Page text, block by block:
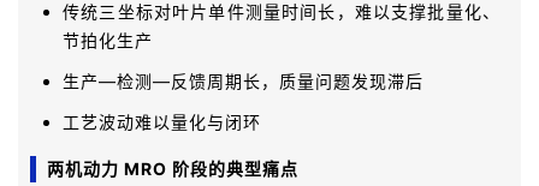
传统三坐标对叶片单件测量时间长，难以支撑批量化、
节拍化生产
生产—检测—反馈周期长，质量问题发现滞后
工艺波动难以量化与闭环
两机动力 MRO 阶段的典型痛点